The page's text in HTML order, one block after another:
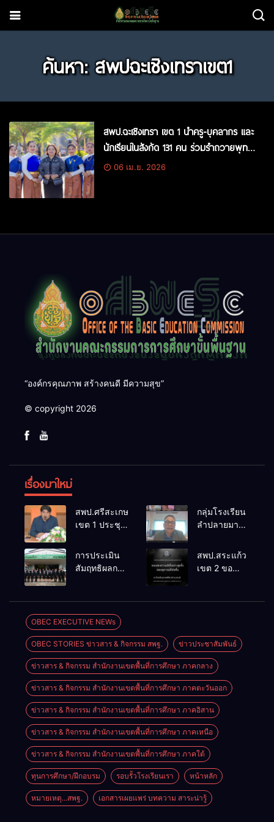
ค้นหา: สพปฉะเชิงเทราเขต1
สพป.ฉะเชิงเทรา เขต 1 นำครู-บุคลากร และ
นักเรียนในสังกัด 131 คน ร่วมรำถวายพุทธ
บูชาหลวงพ่อโสธร ในงานประเพณีอัญเชิญ
06 เม.ย. 2026
“องค์กรคุณภาพ สร้างคนดี มีความสุข”
© copyright 2026
เรื่องมาใหม่
สพป.ศรีสะเกษ
เขต 1 ประชุม
จัดการ
แข่งขันงาน
ศิลปหัตถกรรม
74 ปีการ
ศึกษา 2569
กลุ่มโรงเรียน
ลำปลายมาศ
เคลื่อน RT,
NT, O-NET
การประเมิน
สัมฤทธิผลการ
ศึกษา
ตำแหน่ง รอง
ผู้อำนวยการ
สถานศึกษา
สพป.สระแก้ว
เขต 2 ขอ
OBEC EXECUTIVE NEWs
OBEC STORIES ข่าวสาร & กิจกรรม สพฐ. ข่าวประชาสัมพันธ์
ข่าวสาร & กิจกรรม สำนักงานเขตพื้นที่การศึกษา ภาคกลาง
ข่าวสาร & กิจกรรม สำนักงานเขตพื้นที่การศึกษา ภาคตะวันออก
ข่าวสาร & กิจกรรม สำนักงานเขตพื้นที่การศึกษา ภาคอิสาน
ข่าวสาร & กิจกรรม สำนักงานเขตพื้นที่การศึกษา ภาคเหนือ
ข่าวสาร & กิจกรรม สำนักงานเขตพื้นที่การศึกษา ภาคใต้
ทุนการศึกษา/ฝึกอบรม รอบรั้วโรงเรียนเรา หน้าหลัก
หมายเหตุ...สพฐ. เอกสารเผยแพร่ บทความ สาระน่ารู้